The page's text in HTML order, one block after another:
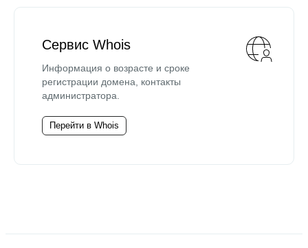
Сервис Whois
Информация о возрасте и сроке
регистрации домена, контакты
администратора.
Перейти в Whois